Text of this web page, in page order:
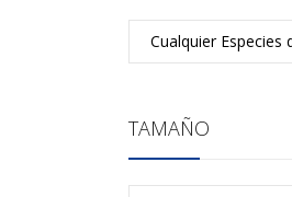
TAMAÑO